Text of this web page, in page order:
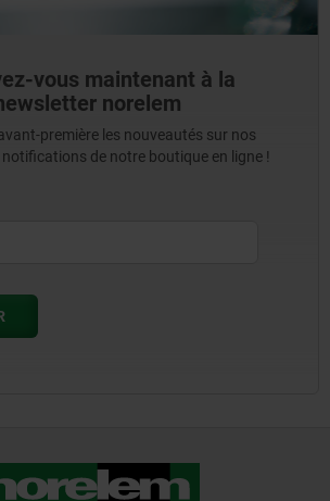
vous maintenant à la
norelem
première les nouveautés sur nos
de notre boutique en ligne !